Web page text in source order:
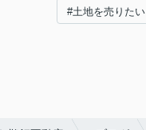
#土地を売りたい